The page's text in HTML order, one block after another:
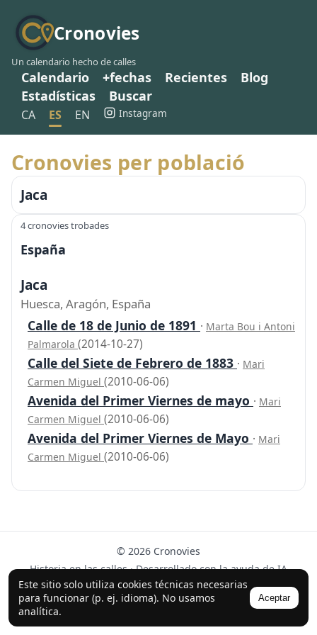
Cronovies
Un calendario hecho de calles
Calendario +fechas Recientes
Blog
Estadísticas
Buscar
CA ES EN Instagram
Este sitio solo utiliza cookies técnicas necesarias
para funcionar (p. ej. idioma). No usamos
analítica.
Aceptar
Cronovies per població
Jaca
4 cronovies trobades
España
Jaca
Huesca, Aragón, España
Calle de 18 de Junio de 1891 · Marta Bou i Antoni
Palmarola (2014-10-27)
Calle del Siete de Febrero de 1883 · Mari
Carmen Miguel (2010-06-06)
Avenida del Primer Viernes de mayo · Mari
Carmen Miguel (2010-06-06)
Avenida del Primer Viernes de Mayo · Mari
Carmen Miguel (2010-06-06)
© 2026 Cronovies
Historia en las calles · Desarrollado con la ayuda de IA
(ChatGPT).
Síguenos en Instagram